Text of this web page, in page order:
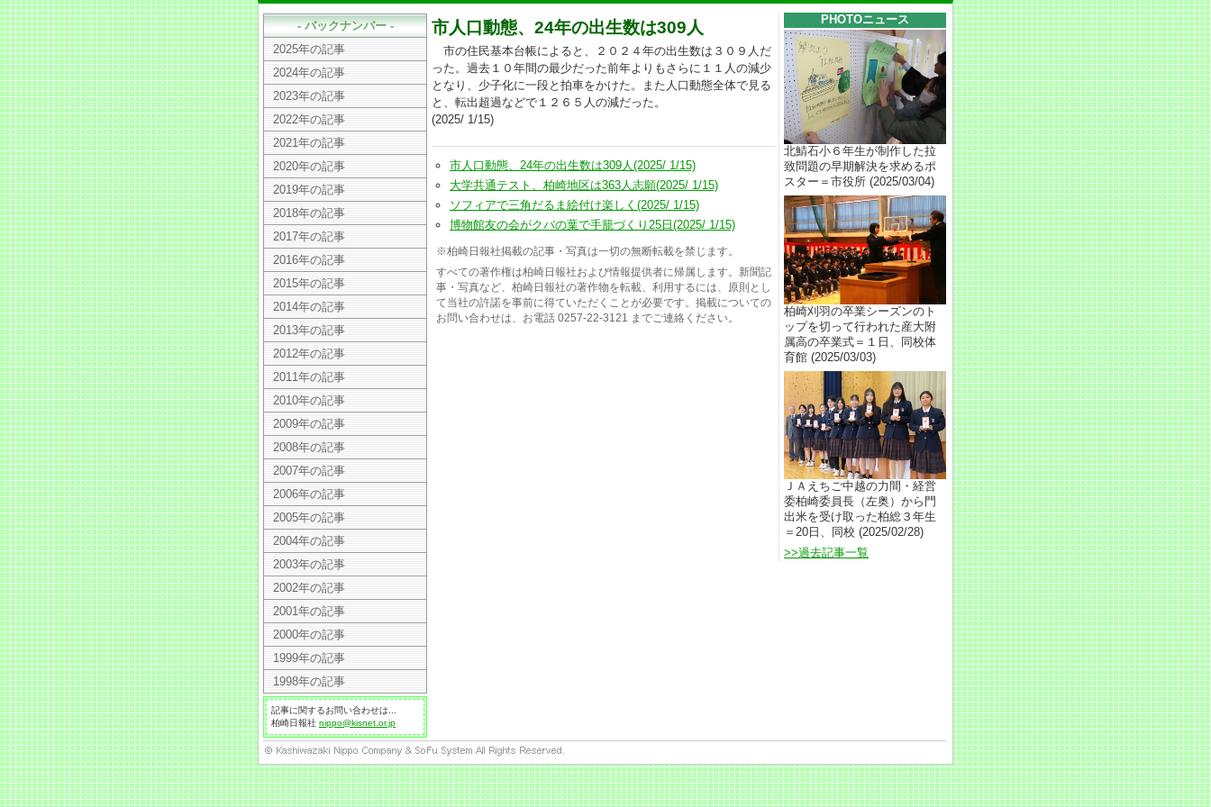
PHOTOニュース
北鯖石小６年生が制作した拉
致問題の早期解決を求めるポ
スター＝市役所 (2025/03/04)
柏崎刈羽の卒業シーズンのト
ップを切って行われた産大附
属高の卒業式＝１日、同校体
育館 (2025/03/03)
ＪＡえちご中越の力間・経営
委柏崎委員長（左奥）から門
出米を受け取った柏総３年生
＝20日、同校 (2025/02/28)
>>過去記事一覧
市人口動態、24年の出生数は309人
市の住民基本台帳によると、２０２４年の出生数は３０９人だ
った。過去１０年間の最少だった前年よりもさらに１１人の減少
となり、少子化に一段と拍車をかけた。また人口動態全体で見る
と、転出超過などで１２６５人の減だった。
(2025/ 1/15)
市人口動態、24年の出生数は309人(2025/ 1/15)
大学共通テスト、柏崎地区は363人志願(2025/ 1/15)
ソフィアで三角だるま絵付け楽しく(2025/ 1/15)
博物館友の会がクバの葉で手籠づくり25日(2025/ 1/15)
※柏崎日報社掲載の記事・写真は一切の無断転載を禁じます。
すべての著作権は柏崎日報社および情報提供者に帰属します。新聞記
事・写真など、柏崎日報社の著作物を転載、利用するには、原則とし
て当社の許諾を事前に得ていただくことが必要です。掲載についての
お問い合わせは、お電話 0257-22-3121 までご連絡ください。
- バックナンバー -
2025年の記事
2024年の記事
2023年の記事
2022年の記事
2021年の記事
2020年の記事
2019年の記事
2018年の記事
2017年の記事
2016年の記事
2015年の記事
2014年の記事
2013年の記事
2012年の記事
2011年の記事
2010年の記事
2009年の記事
2008年の記事
2007年の記事
2006年の記事
2005年の記事
2004年の記事
2003年の記事
2002年の記事
2001年の記事
2000年の記事
1999年の記事
1998年の記事
記事に関するお問い合わせは...
柏崎日報社 nippo@kisnet.or.jp